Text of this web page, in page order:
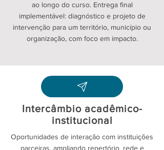
ao longo do curso. Entrega final
implementável: diagnóstico e projeto de
intervenção para um território, município ou
organização, com foco em impacto.
Intercâmbio acadêmico-
institucional
Oportunidades de interação com instituições
parceiras, ampliando repertório, rede e